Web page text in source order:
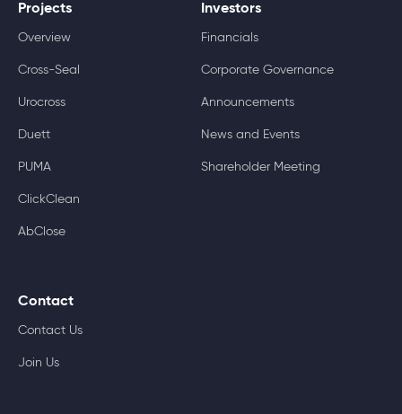
Projects
Overview
Cross-Seal
Urocross
Duett
PUMA
ClickClean
AbClose
Investors
Financials
Corporate Governance
Announcements
News and Events
Shareholder Meeting
Contact
Contact Us
Join Us